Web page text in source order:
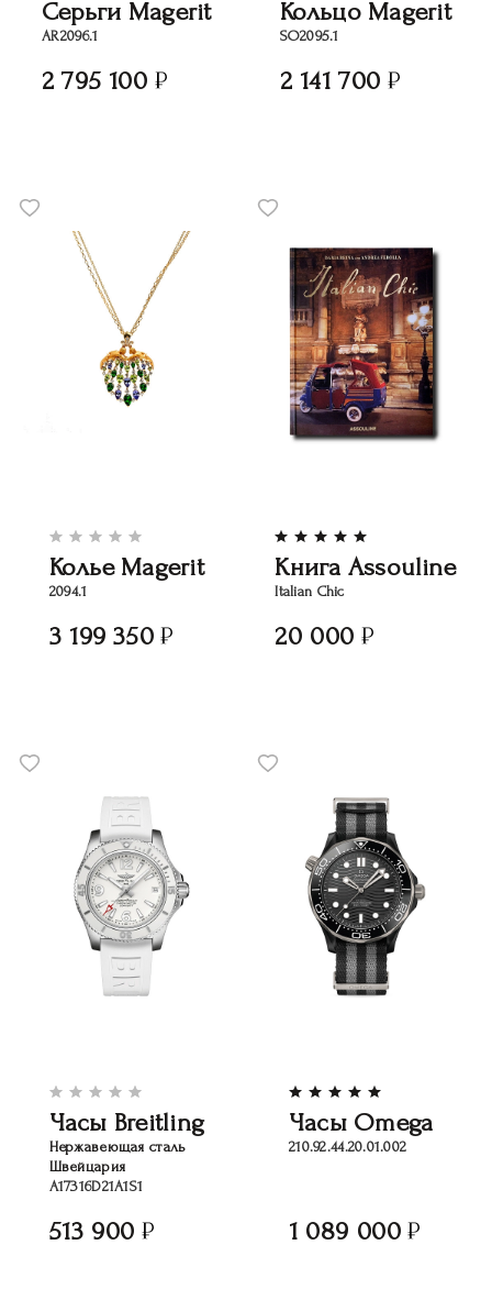
Серьги Magerit
AR2096.1
2 795 100
Кольцо Magerit
SO2095.1
2 141 700
Колье Magerit
2094.1
3 199 350
Книга Assouline
Italian Chic
20 000
Часы Breitling
Нержавеющая сталь
Швейцария
A17316D21A1S1
513 900
Часы Omega
210.92.44.20.01.002
1 089 000